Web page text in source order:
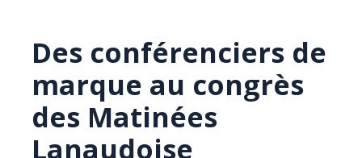
Des conférenciers de
marque au congrès
des Matinées
Lanaudoise